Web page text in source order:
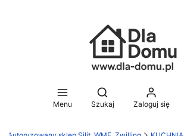
Menu
Otwórz wyszukiwarkę
Szukaj Zaloguj się